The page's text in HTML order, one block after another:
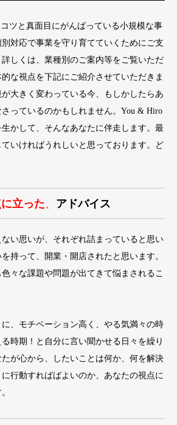
ツと真面目にがんばっている小規模な事
対応で事業を守り育てていくためにご支
しくは、業種別のご案内等をご覧いただ
な視点を下記にご紹介させていただきま
大きく変わっている今、もしかしたらあ
っているのかもしれません。You & Hiro
かして、そんなあなたに伴走します。最
いければうれしいと思っております。ど
立った、 アドバイス
い思いが、それぞれ詰まっていると思い
持って、開業・開店されたと思います。
々な課題や問題が出てきて悩まされるこ
、モチベーション高く、やる気満々の時
時期！と自分に言い聞かせる日々を繰り
が心から、したいことは何か、何を解決
行動すればばよいのか、あなたの視点に